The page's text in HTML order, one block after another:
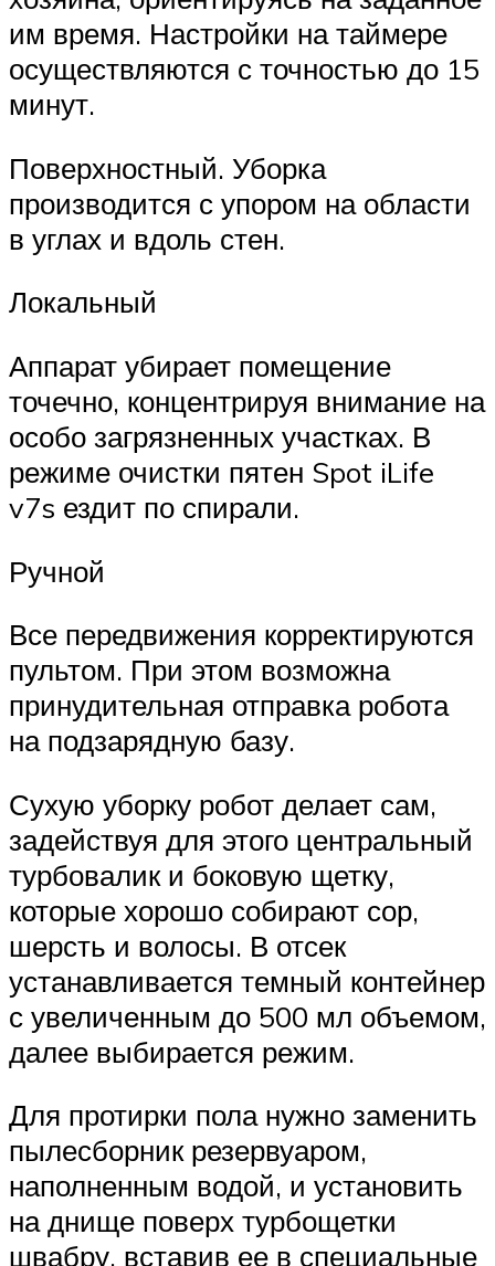
им время. Настройки на таймере
осуществляются с точностью до 15
минут.
Поверхностный. Уборка
производится с упором на области
в углах и вдоль стен.
Локальный
Аппарат убирает помещение
точечно, концентрируя внимание на
особо загрязненных участках. В
режиме очистки пятен Spot iLife
v7s ездит по спирали.
Ручной
Все передвижения корректируются
пультом. При этом возможна
принудительная отправка робота
на подзарядную базу.
Сухую уборку робот делает сам,
задействуя для этого центральный
турбовалик и боковую щетку,
которые хорошо собирают сор,
шерсть и волосы. В отсек
устанавливается темный контейнер
с увеличенным до 500 мл объемом,
далее выбирается режим.
Для протирки пола нужно заменить
пылесборник резервуаром,
наполненным водой, и установить
на днище поверх турбощетки
швабру, вставив ее в специальные